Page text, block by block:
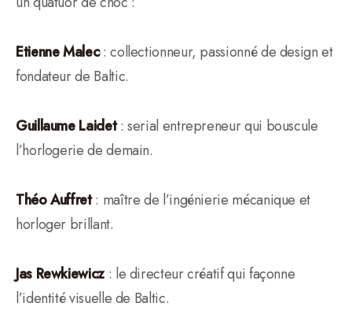
Etienne Malec: collectionneur, passionné de design et
fondateur de Baltic.
Guillaume Laidet: serial entrepreneur qui bouscule
l’horlogerie de demain.
Théo Auffret: maître de l’ingénierie mécanique et
horloger brillant.
Jas Rewkiewicz: le directeur créatif qui façonne
l’identité visuelle de Baltic.